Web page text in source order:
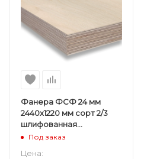
Фанера ФСФ 24 мм
2440х1220 мм сорт 2/3
шлифованная
березовая
Под заказ
Цена: